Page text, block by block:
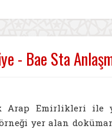
- Bae Sta
Emirlikleri ile
yer alan